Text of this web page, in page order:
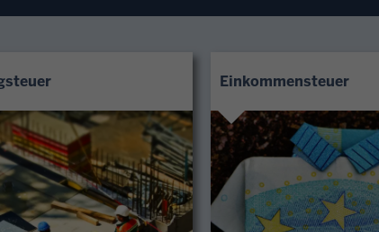
Einkommensteuer